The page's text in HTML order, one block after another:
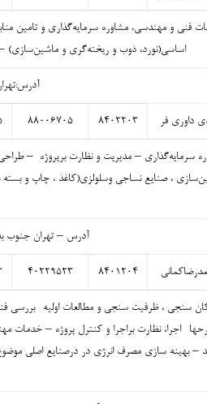
فنی و مهندسی، مشاوره سرمايه‌گذاری و تامين
اساسی(نورد، ذوب و ریخته‌گری و
داوری فر ۸۴۰۲۲۰۳ ۸۸۰۰۶۷۰۵
سرمایه‌گذاری – مدیریت و نظارت برپروژه –
، صنایع نساجی وسلولزی(کاغذ ، چاپ و
آدرس – تهران جنوب به شمال
۸۴۰۱۲۰۴ ۴۰۲۲۹۵۲۳
سنجی ، ظرفیت سنجی و مطالعات اولیه- بررسی
اجرا، نظارت براجرا و کنترل پروژه – خدمات
– بهینه سازی مصرف انرژی در درصنایع اصلی